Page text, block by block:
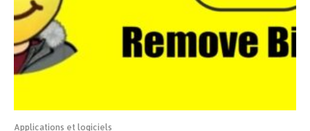
Applications et logiciels